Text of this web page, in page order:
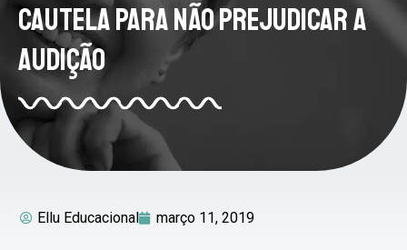
Cautela Para Não Prejudicar a
Audição
Ellu Educacional março 11, 2019